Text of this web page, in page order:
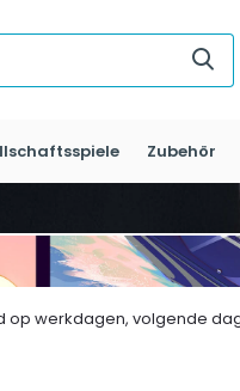
Zubehör
op werkdagen, volgende